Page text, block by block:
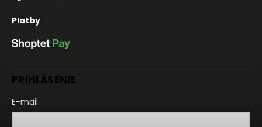
Platby
PRIHLÁSENIE
E-mail